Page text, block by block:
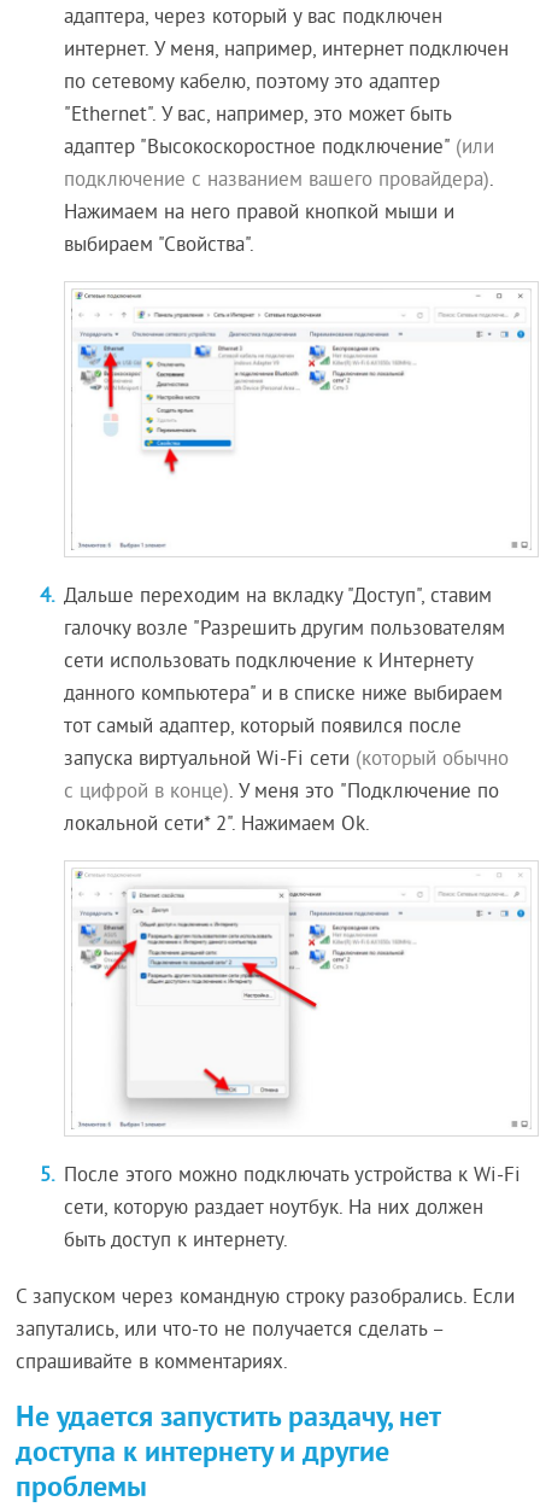
адаптера, через который у вас подключен
интернет. У меня, например, интернет подключен
по сетевому кабелю, поэтому это адаптер
"Ethernet". У вас, например, это может быть
адаптер "Высокоскоростное подключение" (или
подключение с названием вашего провайдера).
Нажимаем на него правой кнопкой мыши и
выбираем "Свойства".
Дальше переходим на вкладку "Доступ", ставим
галочку возле "Разрешить другим пользователям
сети использовать подключение к Интернету
данного компьютера" и в списке ниже выбираем
тот самый адаптер, который появился после
запуска виртуальной Wi-Fi сети (который обычно
с цифрой в конце). У меня это "Подключение по
локальной сети* 2". Нажимаем Ok.
После этого можно подключать устройства к Wi-Fi
сети, которую раздает ноутбук. На них должен
быть доступ к интернету.
С запуском через командную строку разобрались. Если
запутались, или что-то не получается сделать –
спрашивайте в комментариях.
Не удается запустить раздачу, нет
доступа к интернету и другие
проблемы